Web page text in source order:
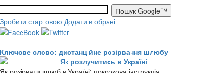
Зробити стартовою Додати в обрані
Ключове слово: дистанційне розірвання шлюбу
Як розлучитись в Україні